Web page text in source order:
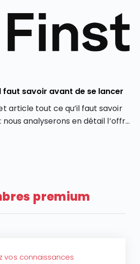
faut savoir avant de se lancer
article tout ce qu’il faut savoir
nous analyserons en détail l’offre
premium
vos connaissances